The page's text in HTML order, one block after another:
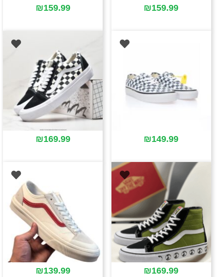
₪159.99
₪159.99
₪149.99
₪169.99
₪169.99
₪139.99